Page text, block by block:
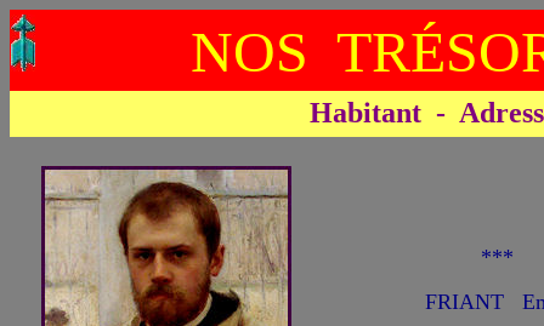
NOS
Habitant -
FRIANT